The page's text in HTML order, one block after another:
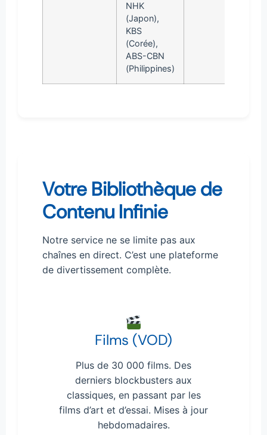
NHK
(Japon),
KBS
(Corée),
ABS-CBN
(Philippines)
Votre Bibliothèque de
Contenu Infinie
Notre service ne se limite pas aux
chaînes en direct. C’est une plateforme
de divertissement complète.
Films (VOD)
Plus de 30 000 films. Des
derniers blockbusters aux
classiques, en passant par les
films d’art et d’essai. Mises à jour
hebdomadaires.